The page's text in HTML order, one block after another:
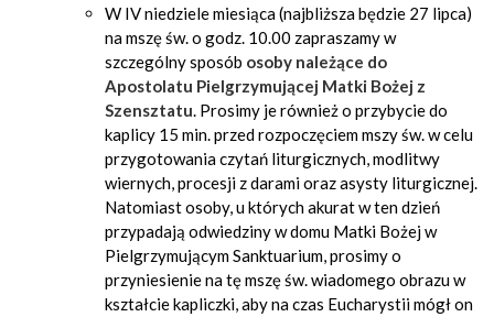
W IV niedziele miesiąca (najbliższa będzie 27 lipca)
na mszę św. o godz. 10.00 zapraszamy w
szczególny sposób osoby należące do
Apostolatu Pielgrzymującej Matki Bożej z
Szensztatu. Prosimy je również o przybycie do
kaplicy 15 min. przed rozpoczęciem mszy św. w celu
przygotowania czytań liturgicznych, modlitwy
wiernych, procesji z darami oraz asysty liturgicznej.
Natomiast osoby, u których akurat w ten dzień
przypadają odwiedziny w domu Matki Bożej w
Pielgrzymującym Sanktuarium, prosimy o
przyniesienie na tę mszę św. wiadomego obrazu w
kształcie kapliczki, aby na czas Eucharystii mógł on